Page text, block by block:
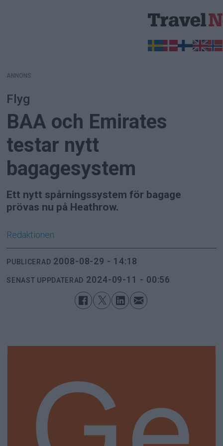
ANNONS
Flyg
BAA och Emirates
testar nytt
bagagesystem
Ett nytt spårningssystem för bagage
prövas nu på Heathrow.
Redaktionen
PUBLICERAD 2008-08-29 - 14:18
SENAST UPPDATERAD 2024-09-11 - 00:56